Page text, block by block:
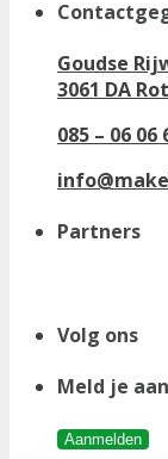
Goudse
3061 DA
085 – 06 06
Partners
Volg ons
Meld je
Aanmelden